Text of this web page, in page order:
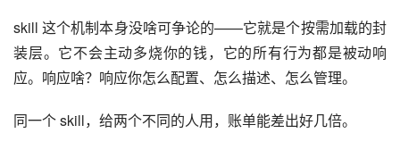
skill 这个机制本身没啥可争论的——它就是个按需加载的封
装层。它不会主动多烧你的钱，它的所有行为都是被动响
应。响应啥？响应你怎么配置、怎么描述、怎么管理。
同一个 skill，给两个不同的人用，账单能差出好几倍。